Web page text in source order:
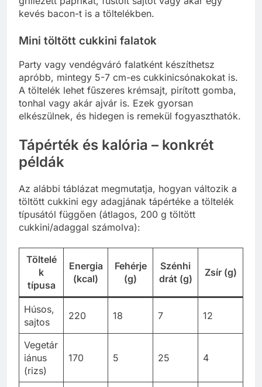
kevés bacon-t is a töltelékben.
Mini töltött cukkini falatok
Party vagy vendégváró falatként készíthetsz
apróbb, mintegy 5-7 cm-es cukkinicsónakokat is.
A töltelék lehet fűszeres krémsajt, pirított gomba,
tonhal vagy akár ajvár is. Ezek gyorsan
elkészülnek, és hidegen is remekül fogyaszthatók.
Tápérték és kalória – konkrét
példák
Az alábbi táblázat megmutatja, hogyan változik a
töltött cukkini egy adagjának tápértéke a töltelék
típusától függően (átlagos, 200 g töltött
cukkini/adaggal számolva):
Töltelé
k
típusa
Energia
(kcal)
Fehérje
(g)
Szénhi
drát (g)
Zsír (g)
Húsos,
sajtos
220 18 7 12
Vegetár
iánus
(rizs)
170 5 25 4